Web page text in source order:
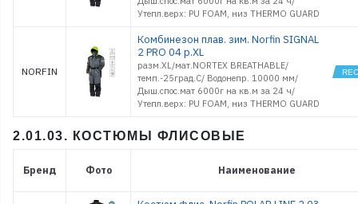
Утепл.верх: PU FOAM, низ THERMO GUARD
NORFIN
Комбинезон плав. зим. Norfin SIGNAL
2 PRO 04 р.XL
разм.XL/мат.NORTEX BREATHABLE/
темп.-25град.С/ Водонепр. 10000 мм/
Дыш.спос.мат 6000г на кв.м за 24 ч/
Утепл.верх: PU FOAM, низ THERMO GUARD
2.01.03. КОСТЮМЫ ФЛИСОВЫЕ
Бренд Фото Наименование